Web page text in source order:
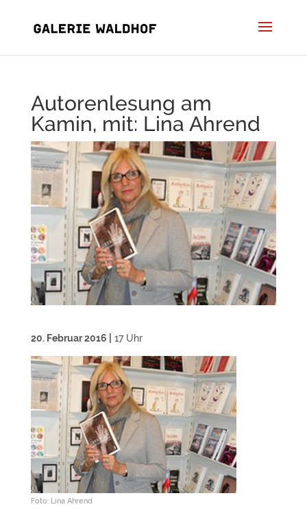
Autorenlesung am
Kamin, mit: Lina Ahrend
20. Februar 2016 | 17 Uhr
Foto: Lina Ahrend